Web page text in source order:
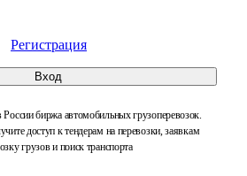
Регистрация
Вход
биржа автомобильных грузоперевозок.
доступ к тендерам на перевозки, заявкам
грузов и поиск транспорта